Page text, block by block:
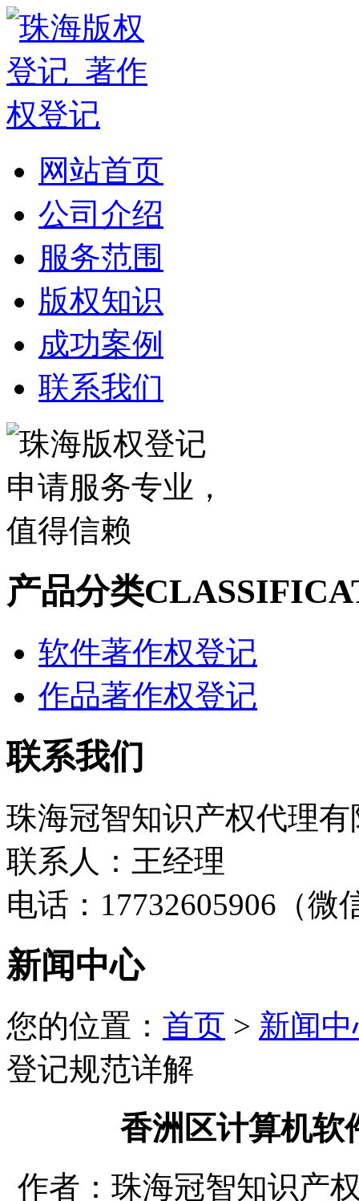
网站首页
公司介绍
服务范围
版权知识
成功案例
联系我们
产品分类
软件著作权登记
作品著作权登记
联系我们
珠海冠智知识产权代理有
联系人：王经理
电话：17732605906（微
新闻中心
您的位置： 首页 > 新闻
登记规范详解
香洲区计算机软
作者：珠海冠智知识产